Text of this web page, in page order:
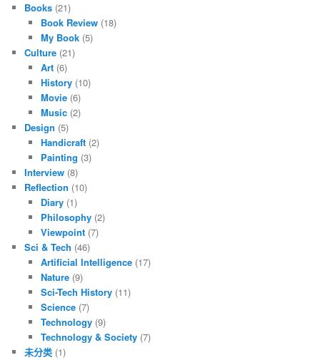
Books (21)
Book Review(18)
My Book(5)
Culture (21)
Art(6)
History(10)
Movie(6)
Music(2)
Design (5)
Handicraft(2)
Painting (3)
Interview (8)
Reflection (10)
Diary(1)
Philosophy(2)
Viewpoint(7)
Sci & Tech (46)
Artificial Intelligence(17)
Nature(9)
Sci-Tech History(11)
Science(7)
Technology(9)
Technology & Society(7)
未分类 (1)